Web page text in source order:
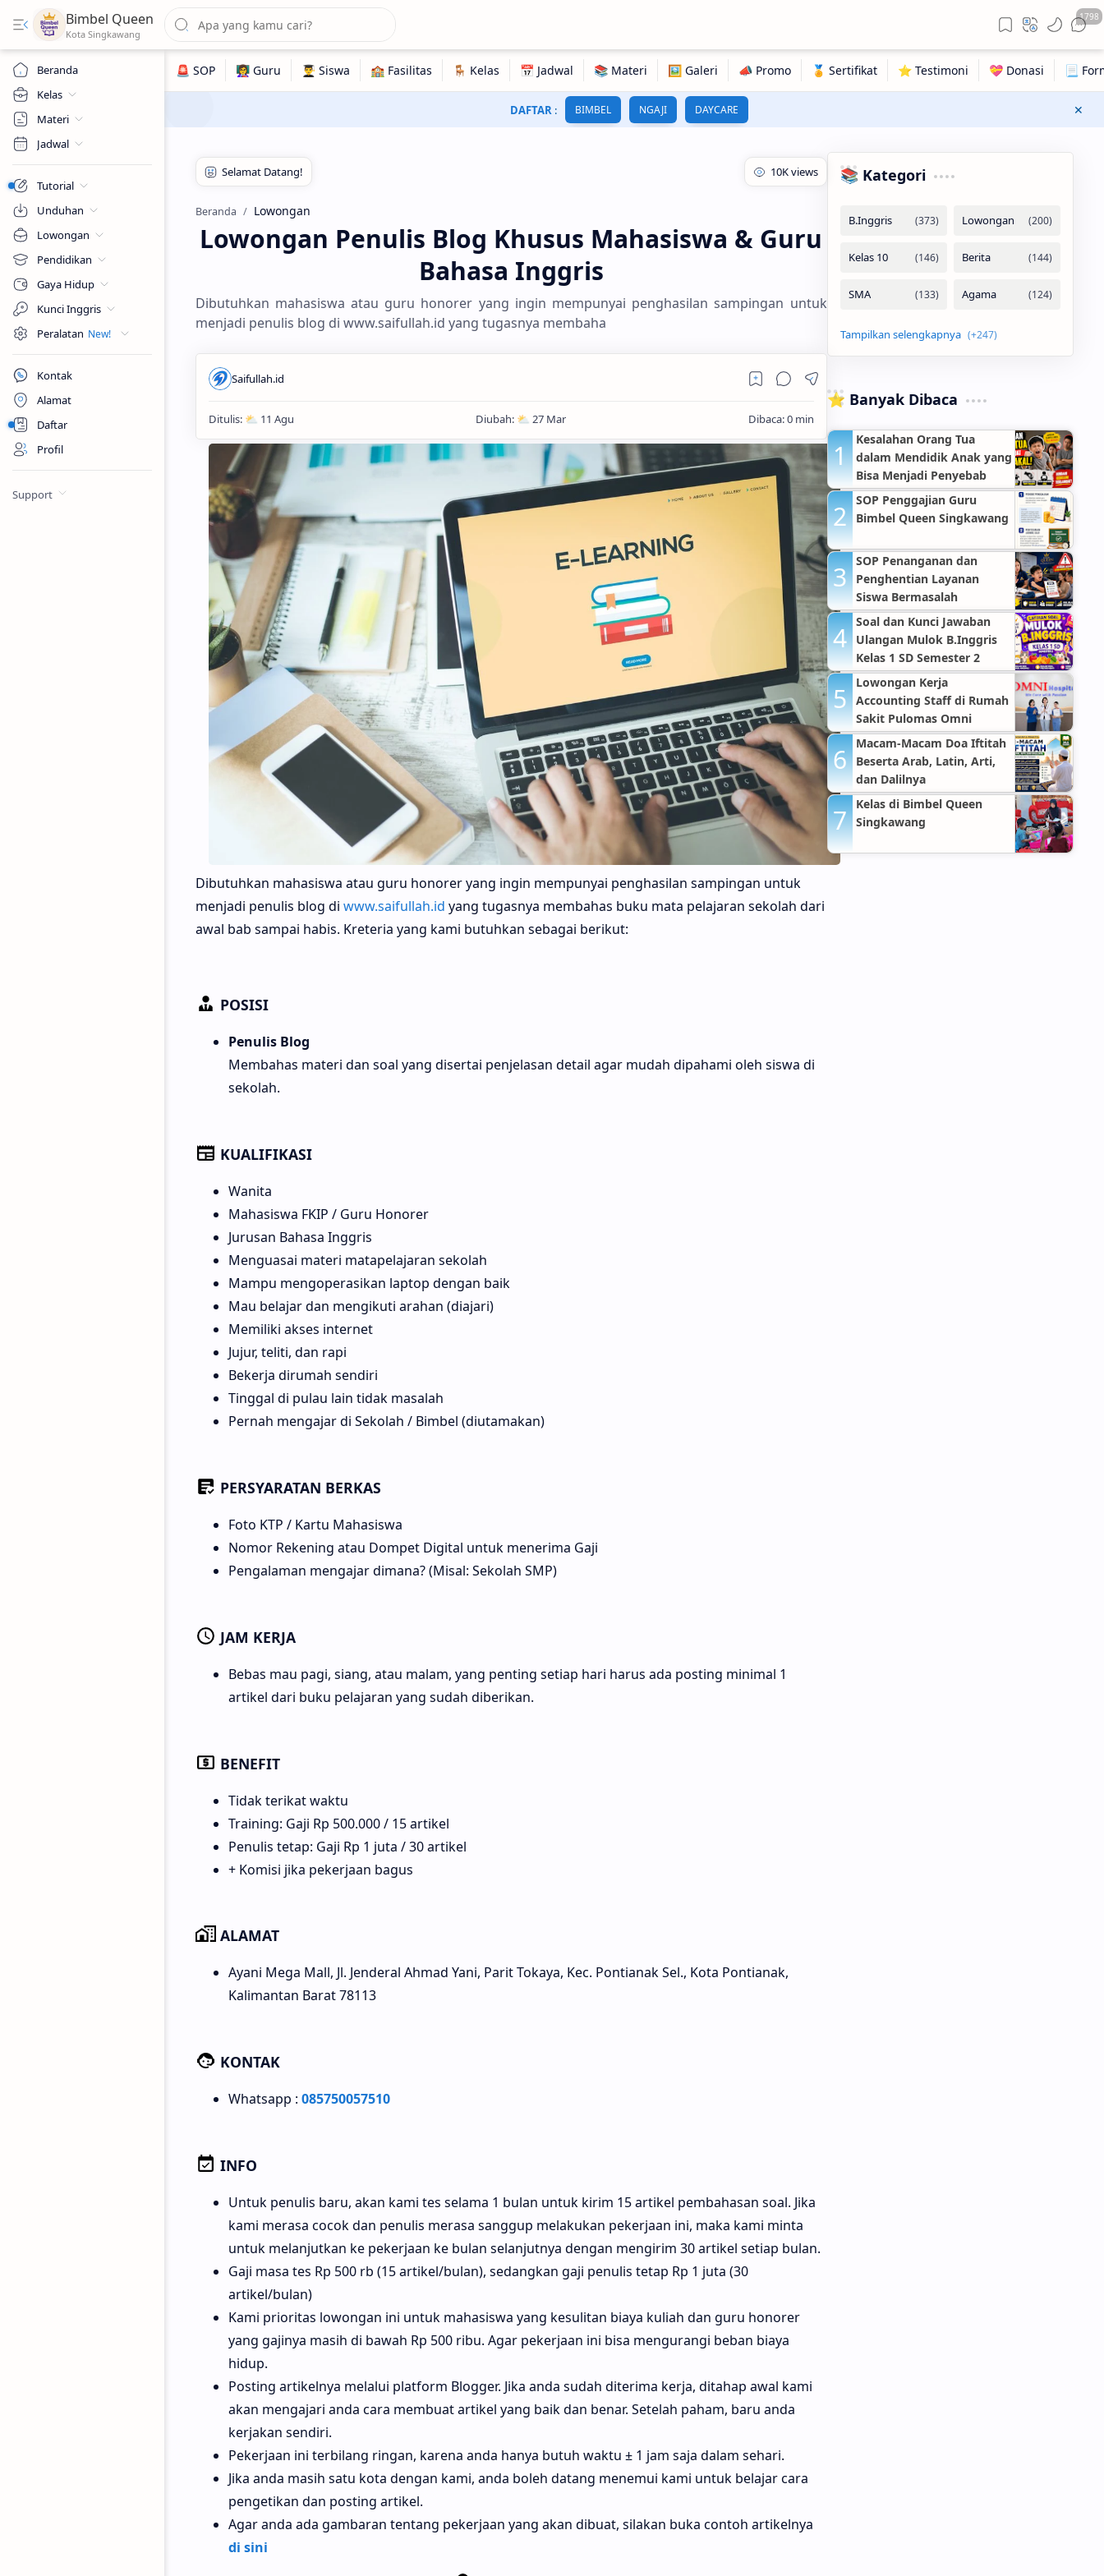
Bimbel Queen 1798
Beranda
Kelas
Materi
Jadwal
Tutorial
Unduhan
Lowongan
Pendidikan
Gaya Hidup
Kunci Inggris
Peralatan
Kontak
Alamat
Daftar
Profil
Support
DAFTAR : BIMBEL NGAJI DAYCARE
Beranda Lowongan
Lowongan Penulis Blog Khusus Mahasiswa & Guru
Bahasa Inggris
Dibutuhkan mahasiswa atau guru honorer yang ingin mempunyai penghasilan sampingan untuk
menjadi penulis blog di www.saifullah.id yang tugasnya membaha
Dibutuhkan mahasiswa atau guru honorer yang ingin mempunyai penghasilan sampingan untuk
menjadi penulis blog di www.saifullah.id yang tugasnya membahas buku mata pelajaran sekolah dari
awal bab sampai habis. Kreteria yang kami butuhkan sebagai berikut:
POSISI
Penulis Blog
Membahas materi dan soal yang disertai penjelasan detail agar mudah dipahami oleh siswa di
sekolah.
KUALIFIKASI
Wanita
Mahasiswa FKIP / Guru Honorer
Jurusan Bahasa Inggris
Menguasai materi matapelajaran sekolah
Mampu mengoperasikan laptop dengan baik
Mau belajar dan mengikuti arahan (diajari)
Memiliki akses internet
Jujur, teliti, dan rapi
Bekerja dirumah sendiri
Tinggal di pulau lain tidak masalah
Pernah mengajar di Sekolah / Bimbel (diutamakan)
PERSYARATAN BERKAS
Foto KTP / Kartu Mahasiswa
Nomor Rekening atau Dompet Digital untuk menerima Gaji
Pengalaman mengajar dimana? (Misal: Sekolah SMP)
JAM KERJA
Bebas mau pagi, siang, atau malam, yang penting setiap hari harus ada posting minimal 1
artikel dari buku pelajaran yang sudah diberikan.
BENEFIT
Tidak terikat waktu
Training: Gaji Rp 500.000 / 15 artikel
Penulis tetap: Gaji Rp 1 juta / 30 artikel
+ Komisi jika pekerjaan bagus
ALAMAT
Ayani Mega Mall, Jl. Jenderal Ahmad Yani, Parit Tokaya, Kec. Pontianak Sel., Kota Pontianak,
Kalimantan Barat 78113
KONTAK
Whatsapp : 085750057510
INFO
Untuk penulis baru, akan kami tes selama 1 bulan untuk kirim 15 artikel pembahasan soal. Jika
kami merasa cocok dan penulis merasa sanggup melakukan pekerjaan ini, maka kami minta
untuk melanjutkan ke pekerjaan ke bulan selanjutnya dengan mengirim 30 artikel setiap bulan.
Gaji masa tes Rp 500 rb (15 artikel/bulan), sedangkan gaji penulis tetap Rp 1 juta (30
artikel/bulan)
Kami prioritas lowongan ini untuk mahasiswa yang kesulitan biaya kuliah dan guru honorer
yang gajinya masih di bawah Rp 500 ribu. Agar pekerjaan ini bisa mengurangi beban biaya
hidup.
Posting artikelnya melalui platform Blogger. Jika anda sudah diterima kerja, ditahap awal kami
akan mengajari anda cara membuat artikel yang baik dan benar. Setelah paham, baru anda
kerjakan sendiri.
Pekerjaan ini terbilang ringan, karena anda hanya butuh waktu ± 1 jam saja dalam sehari.
Jika anda masih satu kota dengan kami, anda boleh datang menemui kami untuk belajar cara
pengetikan dan posting artikel.
Agar anda ada gambaran tentang pekerjaan yang akan dibuat, silakan buka contoh artikelnya
di sini
📚 Kategori
⭐ Banyak Dibaca
Kesalahan Orang Tua
dalam Mendidik Anak yang
Bisa Menjadi Penyebab
Anak Nakal
SOP Penggajian Guru
Bimbel Queen Singkawang
SOP Penanganan dan
Penghentian Layanan
Siswa Bermasalah
Soal dan Kunci Jawaban
Ulangan Mulok B.Inggris
Kelas 1 SD Semester 2
Lowongan Kerja
Accounting Staff di Rumah
Sakit Pulomas Omni
Hospitals Jakarta Timur
Macam-Macam Doa Iftitah
Beserta Arab, Latin, Arti,
dan Dalilnya
Kelas di Bimbel Queen
Singkawang